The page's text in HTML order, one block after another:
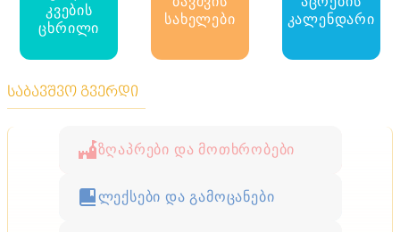
კვების
ცხრილი
სახელები
კალენდარი
საბავშვო გვერდი
ზღაპრები და მოთხრობები
ლექსები და გამოცანები